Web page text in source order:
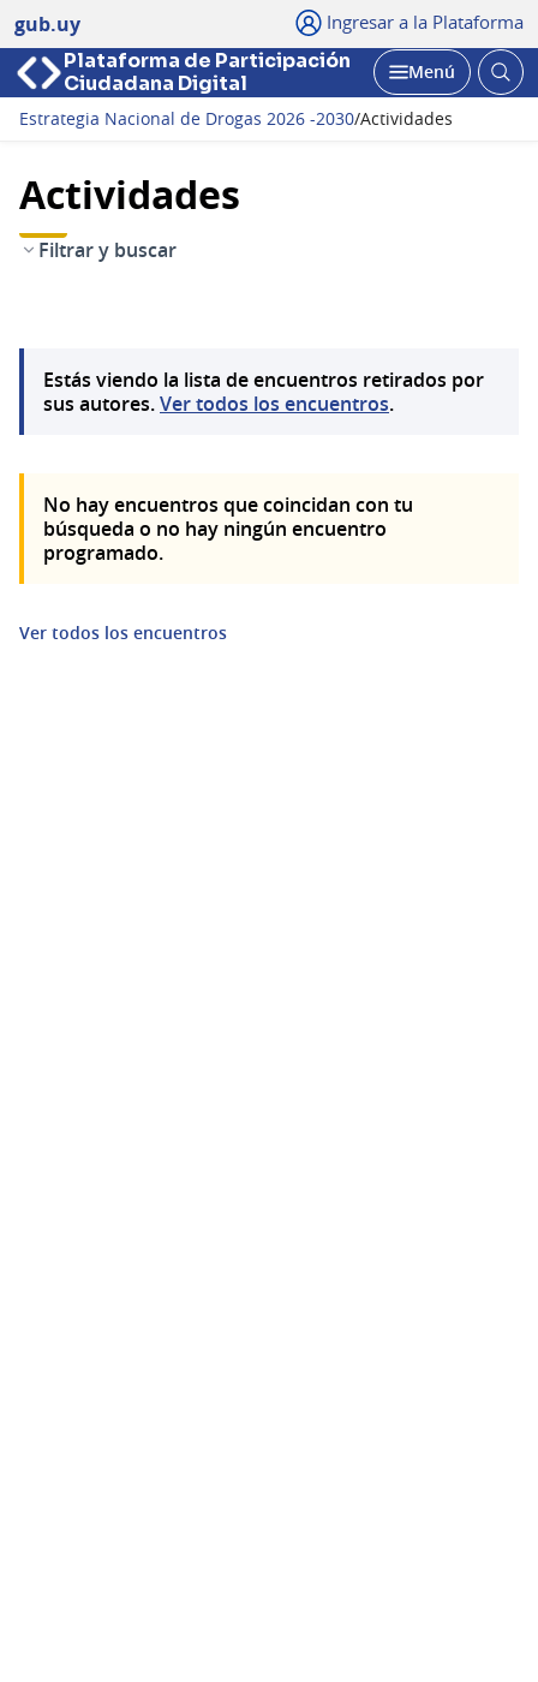
gub.uy Ingresar a la Plataforma
Plataforma de Participación
Ciudadana Digital
Abrir
Menú
Estrategia Nacional de Drogas 2026 -2030/Actividades
Actividades
Filtrar y buscar
Estás viendo la lista de encuentros retirados por
sus autores.Ver todos los encuentros.
No hay encuentros que coincidan con tu
búsqueda o no hay ningún encuentro
programado.
Ver todos los encuentros